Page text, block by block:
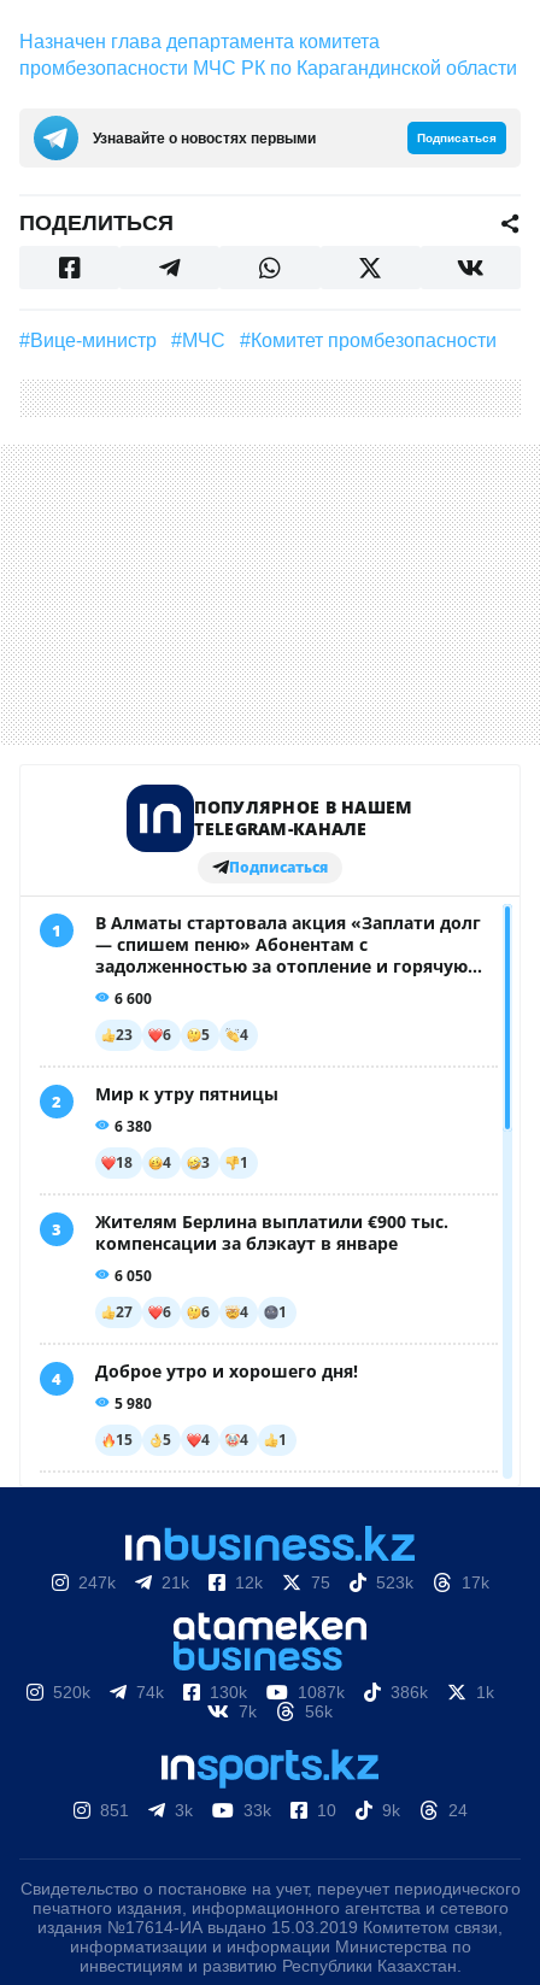
Назначен глава департамента комитета
промбезопасности МЧС РК по Карагандинской области
Узнавайте о новостях первыми Подписаться
ПОДЕЛИТЬСЯ
#Вице-министр #МЧС #комитет промбезопасности
247k 21k 12k 75 523k 17k
520k 74k 130k 1087k 386k
1k
7k
56k
851 3k 33k 10 9k 24
Свидетельство о постановке на учет, переучет периодического
печатного издания, информационного агентства и сетевого
издания №17614-ИА выдано 15.03.2019 Комитетом связи,
информатизации и информации Министерства по
инвестициям и развитию Республики Казахстан.